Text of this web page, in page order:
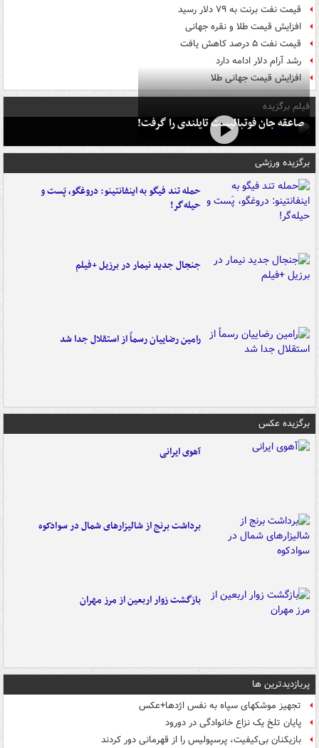
قیمت نفت برنت به ۷۹ دلار رسید
افزایش قیمت طلا و نقره جهانی
قیمت نفت ۵ درصد کاهش یافت
رشد آرام دلار ادامه دارد
افزایش قیمت جهانی طلا
فیلم برگزیده
صاعقه جان فوتبالیست تایلندی را گرفت!
برگزیده ورزشی
حمله تند فیگو به اینفانتینو: دروغگو، پَست‌ و
حیله‌گر!
جنجال جدید نیمار در برزیل +فیلم
رامین رضاییان رسماً از استقلال جدا شد
برگزیده عکس
آهوی ایرانی
برداشت برنج از شالیزارهای شمال در سوادکوه
بازگشت زوار اربعین از مرز مهران
پربازدیدترین ها
تجهیز موشکهای سپاه به نفس اژدها+عکس
پایان تلخ یک نزاع خانوادگی در دورود
بازیکنان بی‌کیفیت، پرسپولیس را از قهرمانی دور کردند